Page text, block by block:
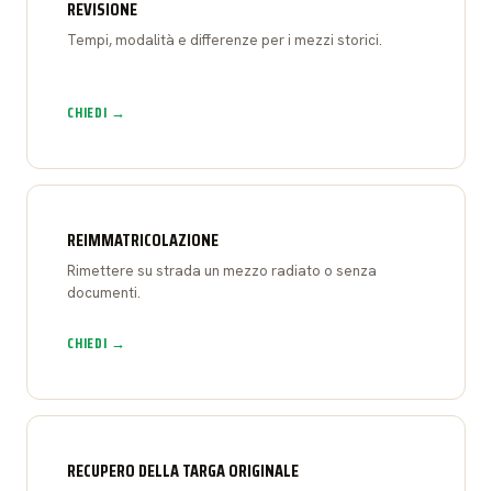
REVISIONE
Tempi, modalità e differenze per i mezzi storici.
CHIEDI →
REIMMATRICOLAZIONE
Rimettere su strada un mezzo radiato o senza
documenti.
CHIEDI →
RECUPERO DELLA TARGA ORIGINALE